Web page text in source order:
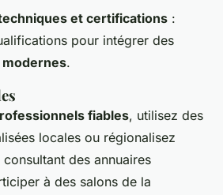
et certifications :
pour intégrer des
.
fiables, utilisez des
locales ou régionalisez
des annuaires
à des salons de la